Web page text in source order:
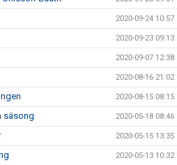
2020-09-24 10:57
2020-09-23 09:13
2020-09-07 12:38
2020-08-16 21:02
2020-08-15 08:15
säsong 2020-05-18 08:46
2020-05-15 13:35
2020-05-13 10:32